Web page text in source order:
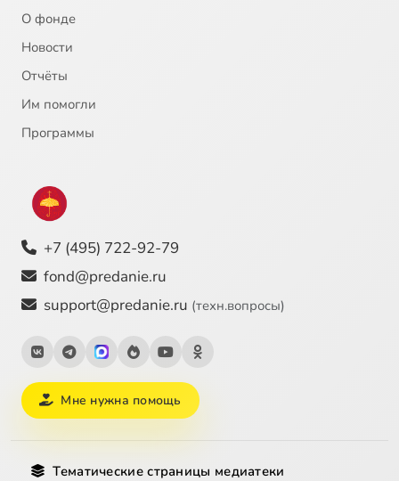
О фонде
Новости
Отчёты
Им помогли
Программы
+7 (495) 722-92-79
fond@predanie.ru
support@predanie.ru (техн.вопросы)
Мне нужна помощь
Тематические страницы медиатеки